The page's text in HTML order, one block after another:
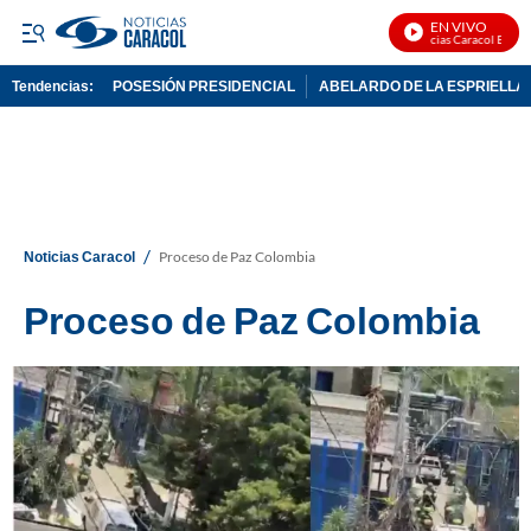
EN VIVO
Noticias Caracol En Vivo
Tendencias: POSESIÓN PRESIDENCIAL ABELARDO DE LA ESPRIELLA
Noticias Caracol / Proceso de Paz Colombia
Proceso de Paz Colombia